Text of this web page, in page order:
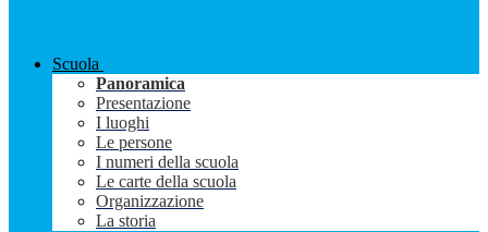
Scuola
Panoramica
Presentazione
I luoghi
Le persone
I numeri della scuola
Le carte della scuola
Organizzazione
La storia